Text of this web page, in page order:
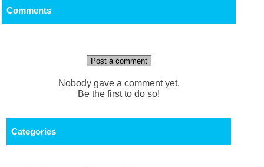
Comments
Post a comment
Nobody gave a comment yet.
Be the first to do so!
Categories